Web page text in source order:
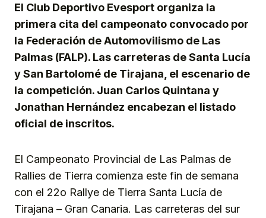
El Club Deportivo Evesport organiza la
primera cita del campeonato convocado por
la Federación de Automovilismo de Las
Palmas (FALP). Las carreteras de Santa Lucía
y San Bartolomé de Tirajana, el escenario de
la competición. Juan Carlos Quintana y
Jonathan Hernández encabezan el listado
oficial de inscritos.
El Campeonato Provincial de Las Palmas de
Rallies de Tierra comienza este fin de semana
con el 22o Rallye de Tierra Santa Lucía de
Tirajana – Gran Canaria. Las carreteras del sur